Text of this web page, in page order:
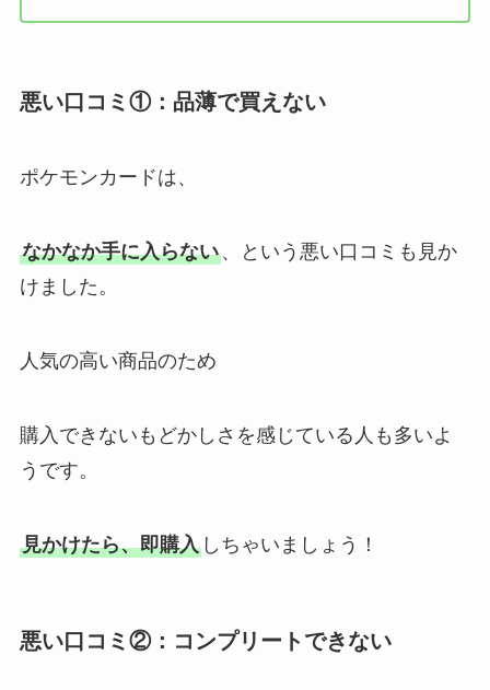
悪い口コミ①：品薄で買えない
ポケモンカードは、
なかなか手に入らない、という悪い口コミも見か
けました。
人気の高い商品のため
購入できないもどかしさを感じている人も多いよ
うです。
見かけたら、即購入しちゃいましょう！
悪い口コミ②：コンプリートできない